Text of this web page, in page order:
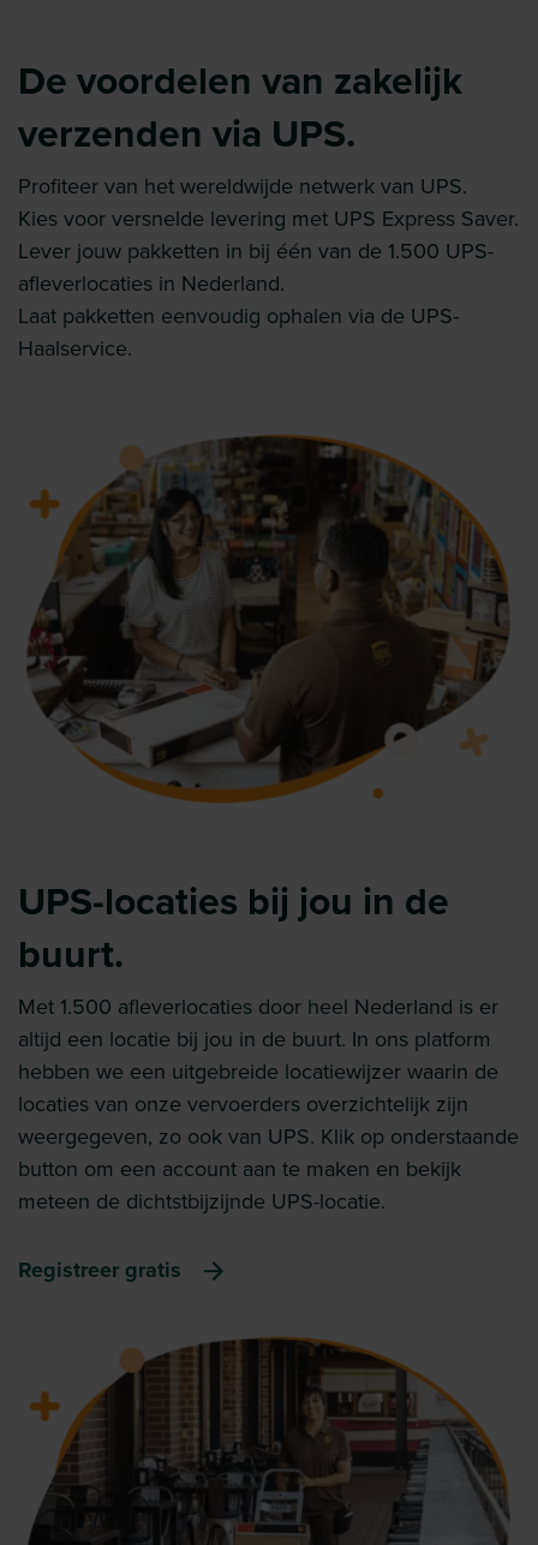
De voordelen van zakelijk
verzenden via UPS.
Profiteer van het wereldwijde netwerk van UPS.
Kies voor versnelde levering met UPS Express Saver.
Lever jouw pakketten in bij één van de 1.500 UPS-
afleverlocaties in Nederland.
Laat pakketten eenvoudig ophalen via de UPS-
Haalservice.
UPS-locaties bij jou in de
buurt.
Met 1.500 afleverlocaties door heel Nederland is er
altijd een locatie bij jou in de buurt. In ons platform
hebben we een uitgebreide locatiewijzer waarin de
locaties van onze vervoerders overzichtelijk zijn
weergegeven, zo ook van UPS. Klik op onderstaande
button om een account aan te maken en bekijk
meteen de dichtstbijzijnde UPS-locatie.
Registreer gratis